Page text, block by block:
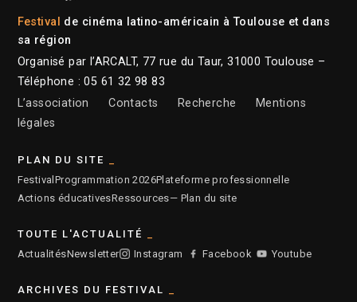
Festival de cinéma latino-américain à Toulouse et dans
sa région
Organisé par l’ARCALT, 77 rue du Taur, 31000 Toulouse –
Téléphone : 05 61 32 98 83
L’association
Contacts Recherche
Mentions
légales
PLAN DU SITE
Festival Programmation 2026Plateforme professionnelle
Actions éducativesRessources— Plan du site
TOUTE L'ACTUALITÉ
ActualitésNewsletter Instagram Facebook Youtube
ARCHIVES DU FESTIVAL